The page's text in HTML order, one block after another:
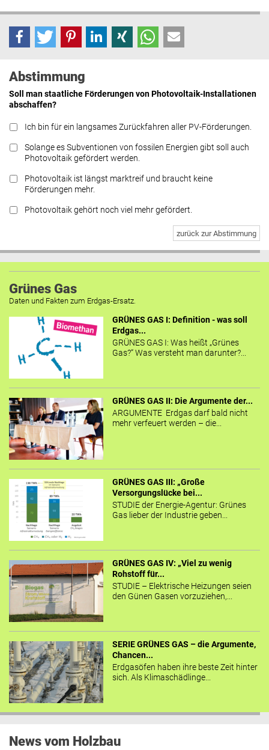
Abstimmung
Soll man staatliche Förderungen von Photovoltaik-Installationen
abschaffen?
Ich bin für ein langsames Zurückfahren aller PV-Förderungen.
Solange es Subventionen von fossilen Energien gibt soll auch
Photovoltaik gefördert werden.
Photovoltaik ist längst marktreif und braucht keine
Förderungen mehr.
Photovoltaik gehört noch viel mehr gefördert.
zurück zur Abstimmung
Grünes Gas
Daten und Fakten zum Erdgas-Ersatz.
GRÜNES GAS I: Definition - was soll
Erdgas...
GRÜNES GAS I: Was heißt „Grünes
Gas?“ Was versteht man darunter?...
GRÜNES GAS II: Die Argumente der...
ARGUMENTE Erdgas darf bald nicht
mehr verfeuert werden – die...
GRÜNES GAS III: „Große
Versorgungslücke bei...
STUDIE der Energie-Agentur: Grünes
Gas lieber der Industrie geben...
GRÜNES GAS IV: „Viel zu wenig
Rohstoff für...
STUDIE – Elektrische Heizungen seien
den Günen Gasen vorzuziehen,...
SERIE GRÜNES GAS – die Argumente,
Chancen...
Erdgasöfen haben ihre beste Zeit hinter
sich. Als Klimaschädlinge...
News vom Holzbau